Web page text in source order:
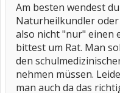
Am besten wendest
Naturheilkundler
also nicht "nur" einen
bittest um Rat. Man
den
nehmen müssen.
man auch da das